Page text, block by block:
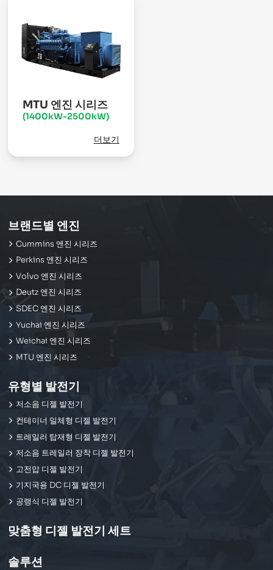
MTU 엔진 시리즈
(1400kW-2500kW)
더보기
브랜드별 엔진
Cummins 엔진 시리즈
Perkins 엔진 시리즈
Volvo 엔진 시리즈
Deutz 엔진 시리즈
SDEC 엔진 시리즈
Yuchai 엔진 시리즈
Weichai 엔진 시리즈
MTU 엔진 시리즈
유형별 발전기
저소음 디젤 발전기
컨테이너 일체형 디젤 발전기
트레일러 탑재형 디젤 발전기
저소음 트레일러 장착 디젤 발전기
고전압 디젤 발전기
기지국용 DC 디젤 발전기
공랭식 디젤 발전기
맞춤형 디젤 발전기 세트
솔루션